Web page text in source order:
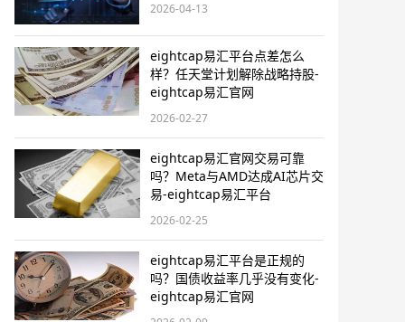
2026-04-13
eightcap易汇平台点差怎么
样？任天堂计划解除战略持股-
eightcap易汇官网
2026-02-27
eightcap易汇官网交易可靠
吗？Meta与AMD达成AI芯片交
易-eightcap易汇平台
2026-02-25
eightcap易汇平台是正规的
吗？国债收益率几乎没有变化-
eightcap易汇官网